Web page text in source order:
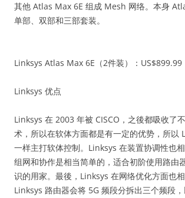
其他 Atlas Max 6E 组成 Mesh 网络。本身
单部、双部和三部套装。
Linksys Atlas Max 6E（2件装）：US$899.99
Linksys 优点
Linksys 在 2003 年被 CISCO，之後都吸收了
术，所以在软体方面都是有一定的优势，所以
一样主打软体控制。Linksys 在装置协调性也
组网和协作是相当简单的，适合初阶使用路由
识的用家。最後，Linksys 在网络优化方面也
Linksys 路由器会将 5G 频段分拆出三个频段